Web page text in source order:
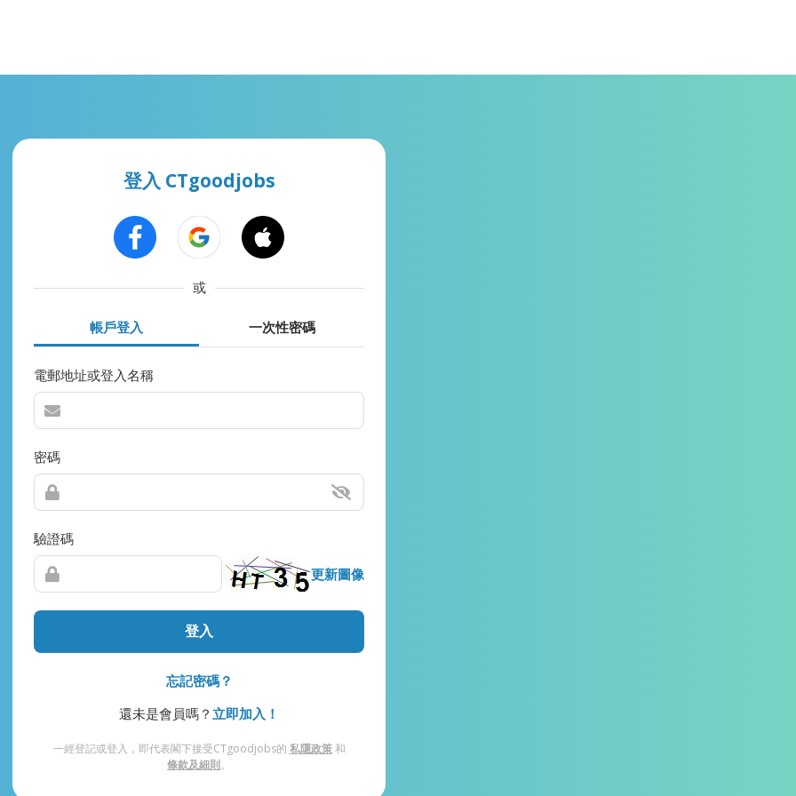
登入 CTgoodjobs
或
帳戶登入 一次性密碼
電郵地址或登入名稱
密碼
驗證碼
更新圖像
登入
忘記密碼？
還未是會員嗎？ 立即加入！
一經登記或登入，即代表閣下接受CTgoodjobs的 私隱政策和
條款及細則。